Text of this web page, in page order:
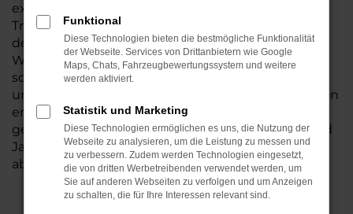
existiert seit 1974, somit sind wir ein
Traditionsunternehmen und seit der Gründung in
der Wetterau beheimatet. Aus Ortenberg ist der
Weg zu uns nicht weit. Bestimmt haben auch Sie
schon von uns gehört – wir laden Sie herzlich ein,
uns persönlich kennen zu lernen. Ihren KGM Actyon
erhalten Sie auf Wunsch als Neuwagen oder auch
gebraucht. Hinzu kommen Tageszulassungen und
Jahreswagen, die unser breites Sortiment
abrunden.
Funktional
Diese Technologien bieten die bestmögliche Funktionalität
der Webseite. Services von Drittanbietern wie Google
Maps, Chats, Fahrzeugbewertungssystem und weitere
werden aktiviert.
Statistik und Marketing
Diese Technologien ermöglichen es uns, die Nutzung der
Webseite zu analysieren, um die Leistung zu messen und
zu verbessern. Zudem werden Technologien eingesetzt,
die von dritten Werbetreibenden verwendet werden, um
Sie auf anderen Webseiten zu verfolgen und um Anzeigen
zu schalten, die für Ihre Interessen relevant sind.